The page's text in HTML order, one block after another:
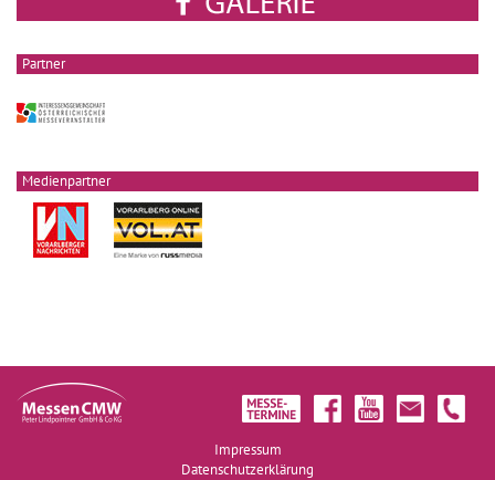
Partner
Medienpartner
Impressum
Datenschutzerklärung